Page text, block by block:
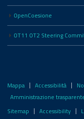
OpenCoesione
OT11 OT2 Steering
Mappa Accessibilità
Amministrazione
Sitemap
Accessibility